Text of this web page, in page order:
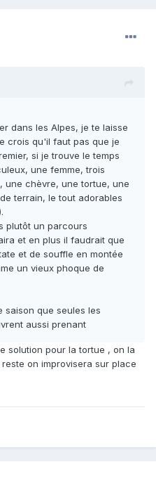
dans les Alpes, je te laisse
crois qu'il faut pas que je
si je trouve le temps
une femme, trois
une chèvre, une tortue, une
terrain, le tout adorables
plutôt un parcours
et en plus il faudrait que
et de souffle en montée
un vieux phoque de
saison que seules les
aussi prenant
solution pour la tortue , on la
on improvisera sur place